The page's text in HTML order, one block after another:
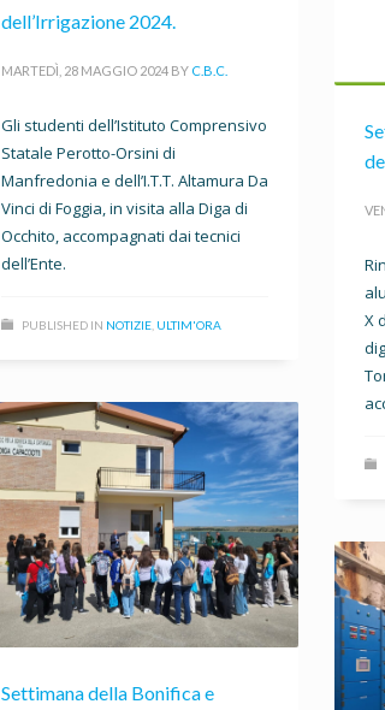
dell’Irrigazione 2024.
MARTEDÌ, 28 MAGGIO 2024 BY C.B.C.
Gli studenti dell’Istituto Comprensivo
Statale Perotto-Orsini di
Manfredonia e dell’I.T.T. Altamura Da
Vinci di Foggia, in visita alla Diga di
Occhito, accompagnati dai tecnici
dell’Ente.
PUBLISHED IN NOTIZIE ULTIM'ORA
X
Settimana della Bonifica e